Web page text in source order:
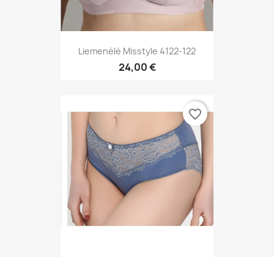
Liemenėlė Misstyle 4122-122
24,00 €
favorite_border